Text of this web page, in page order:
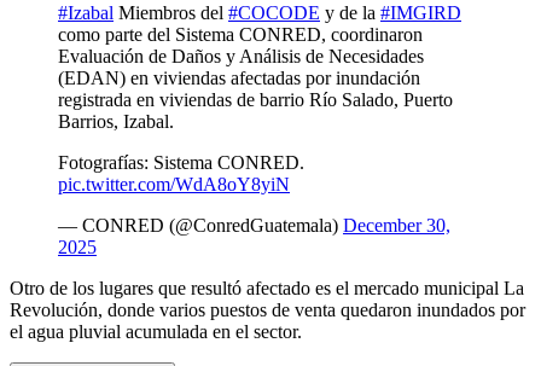
#Izabal Miembros del #COCODE y de la #IMGIRD
como parte del Sistema CONRED, coordinaron
Evaluación de Daños y Análisis de Necesidades
(EDAN) en viviendas afectadas por inundación
registrada en viviendas de barrio Río Salado, Puerto
Barrios, Izabal.
Fotografías: Sistema CONRED.
pic.twitter.com/WdA8oY8yiN
— CONRED (@ConredGuatemala) December 30,
2025
Otro de los lugares que resultó afectado es el mercado municipal La
Revolución, donde varios puestos de venta quedaron inundados por
el agua pluvial acumulada en el sector.